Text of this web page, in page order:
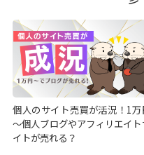
個人のサイト売買が活況！1万
～個人ブログやアフィリエイト
イトが売れる？